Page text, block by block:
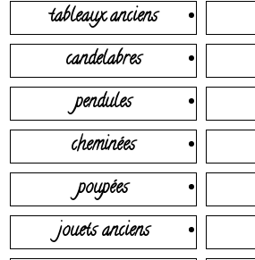
tableaux anciens
candelabres
pendules
cheminées
poupées
jouets anciens